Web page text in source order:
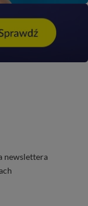
newslettera